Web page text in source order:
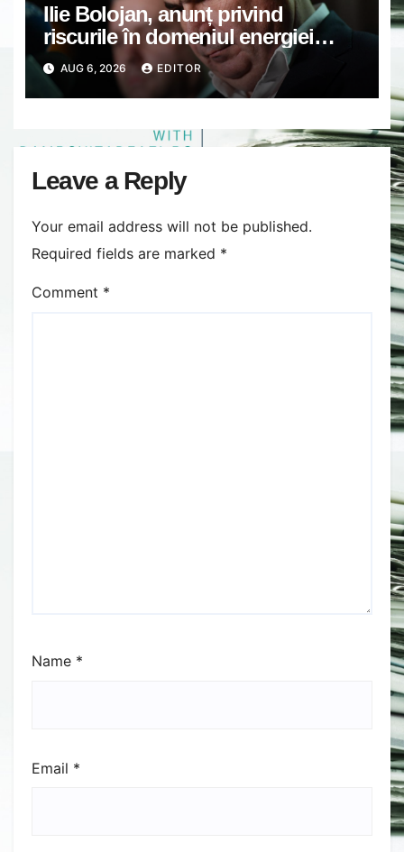
Ilie Bolojan, anunț privind
riscurile în domeniul energiei
electrice. Ce a decis Guvernul
AUG 6, 2026 EDITOR
Leave a Reply
Your email address will not be published.
Required fields are marked *
Comment *
Name *
Email *